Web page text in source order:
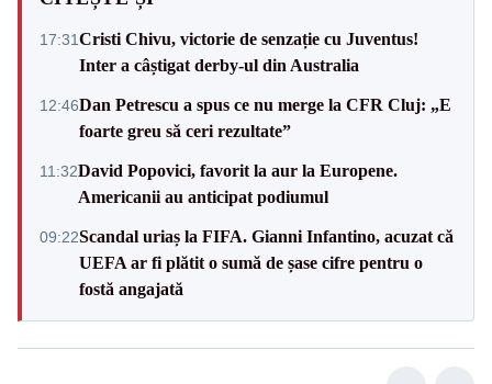
17:31Cristi Chivu, victorie de senzație cu Juventus!
Inter a câștigat derby-ul din Australia
12:46Dan Petrescu a spus ce nu merge la CFR Cluj: „E
foarte greu să ceri rezultate”
11:32David Popovici, favorit la aur la Europene.
Americanii au anticipat podiumul
09:22Scandal uriaș la FIFA. Gianni Infantino, acuzat că
UEFA ar fi plătit o sumă de șase cifre pentru o
fostă angajată